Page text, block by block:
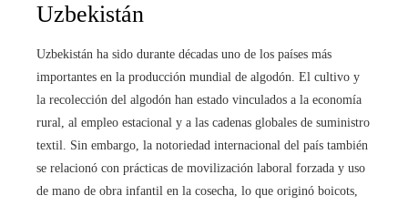
Uzbekistán
Uzbekistán ha sido durante décadas uno de los países más
importantes en la producción mundial de algodón. El cultivo y
la recolección del algodón han estado vinculados a la economía
rural, al empleo estacional y a las cadenas globales de suministro
textil. Sin embargo, la notoriedad internacional del país también
se relacionó con prácticas de movilización laboral forzada y uso
de mano de obra infantil en la cosecha, lo que originó boicots,